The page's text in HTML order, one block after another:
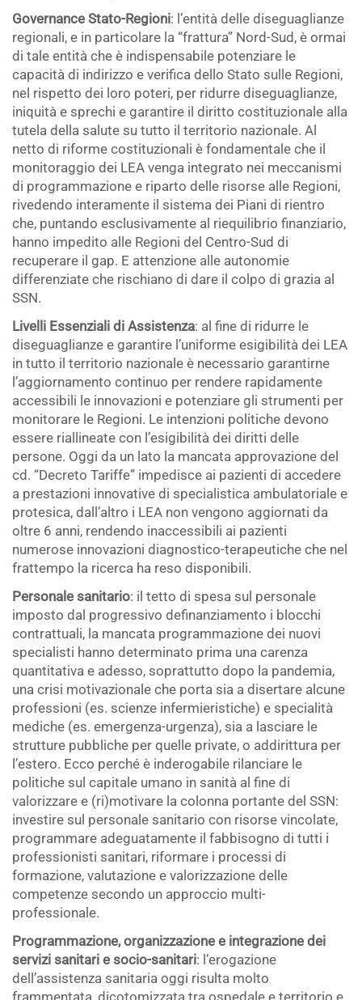
Governance Stato-Regioni: l’entità delle diseguaglianze
regionali, e in particolare la “frattura” Nord-Sud, è ormai
di tale entità che è indispensabile potenziare le
capacità di indirizzo e verifica dello Stato sulle Regioni,
nel rispetto dei loro poteri, per ridurre diseguaglianze,
iniquità e sprechi e garantire il diritto costituzionale alla
tutela della salute su tutto il territorio nazionale. Al
netto di riforme costituzionali è fondamentale che il
monitoraggio dei LEA venga integrato nei meccanismi
di programmazione e riparto delle risorse alle Regioni,
rivedendo interamente il sistema dei Piani di rientro
che, puntando esclusivamente al riequilibrio finanziario,
hanno impedito alle Regioni del Centro-Sud di
recuperare il gap. E attenzione alle autonomie
differenziate che rischiano di dare il colpo di grazia al
SSN.
Livelli Essenziali di Assistenza: al fine di ridurre le
diseguaglianze e garantire l’uniforme esigibilità dei LEA
in tutto il territorio nazionale è necessario garantirne
l’aggiornamento continuo per rendere rapidamente
accessibili le innovazioni e potenziare gli strumenti per
monitorare le Regioni. Le intenzioni politiche devono
essere riallineate con l’esigibilità dei diritti delle
persone. Oggi da un lato la mancata approvazione del
cd. “Decreto Tariffe” impedisce ai pazienti di accedere
a prestazioni innovative di specialistica ambulatoriale e
protesica, dall’altro i LEA non vengono aggiornati da
oltre 6 anni, rendendo inaccessibili ai pazienti
numerose innovazioni diagnostico-terapeutiche che nel
frattempo la ricerca ha reso disponibili.
Personale sanitario: il tetto di spesa sul personale
imposto dal progressivo definanziamento i blocchi
contrattuali, la mancata programmazione dei nuovi
specialisti hanno determinato prima una carenza
quantitativa e adesso, soprattutto dopo la pandemia,
una crisi motivazionale che porta sia a disertare alcune
professioni (es. scienze infermieristiche) e specialità
mediche (es. emergenza-urgenza), sia a lasciare le
strutture pubbliche per quelle private, o addirittura per
l’estero. Ecco perché è inderogabile rilanciare le
politiche sul capitale umano in sanità al fine di
valorizzare e (ri)motivare la colonna portante del SSN:
investire sul personale sanitario con risorse vincolate,
programmare adeguatamente il fabbisogno di tutti i
professionisti sanitari, riformare i processi di
formazione, valutazione e valorizzazione delle
competenze secondo un approccio multi-
professionale.
Programmazione, organizzazione e integrazione dei
servizi sanitari e socio-sanitari: l’erogazione
dell’assistenza sanitaria oggi risulta molto